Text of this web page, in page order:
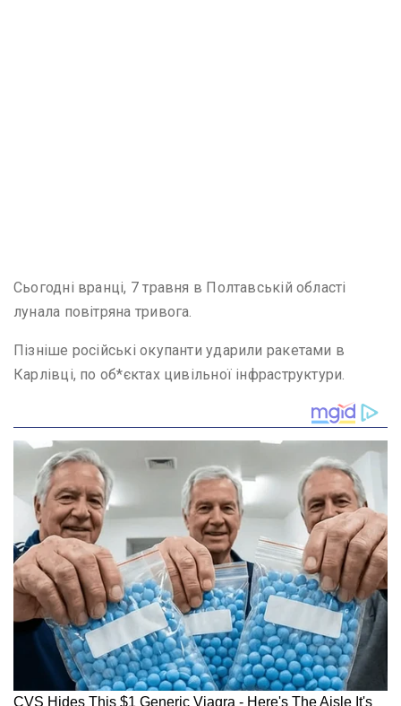
Сьогодні вранці, 7 травня в Полтавській області
лунала повітряна тривога.
Пізніше російські окупанти ударили ракетами в
Карлівці, по об*єктах цивільної інфраструктури.